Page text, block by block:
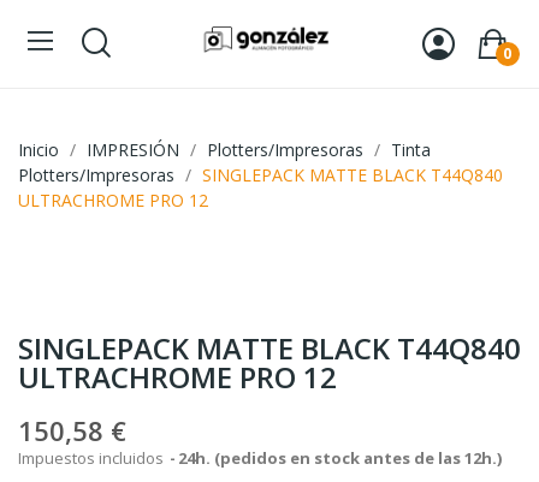
0
Inicio IMPRESIÓN Plotters/Impresoras
Tinta
Plotters/Impresoras
SINGLEPACK MATTE BLACK T44Q840
ULTRACHROME PRO 12
SINGLEPACK MATTE BLACK T44Q840
ULTRACHROME PRO 12
150,58 €
Impuestos incluidos 24h. (pedidos en stock antes de las 12h.)